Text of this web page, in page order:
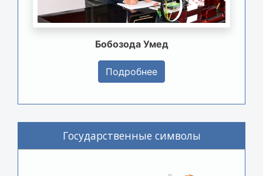
Бобозода Умед
Подробнее
Государственные символы